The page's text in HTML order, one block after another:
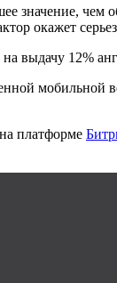
значение, чем
окажет
выдачу 12%
мобильной
платформе